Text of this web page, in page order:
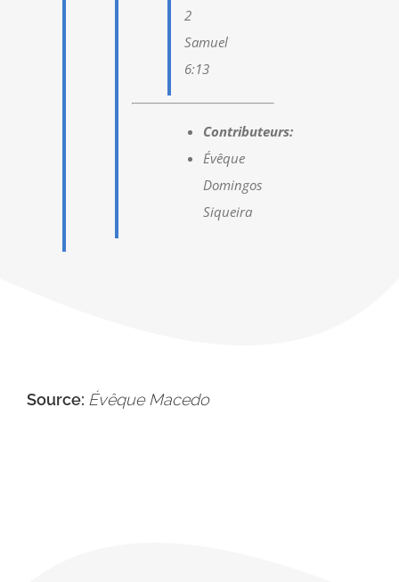
2
Samuel
6:13
Contributeurs:
Évêque
Domingos
Siqueira
Source: Évêque Macedo